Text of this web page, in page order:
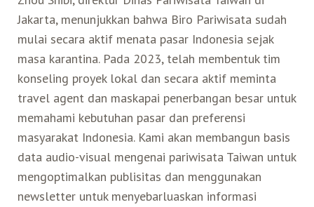
Jakarta, menunjukkan bahwa Biro Pariwisata sudah
mulai secara aktif menata pasar Indonesia sejak
masa karantina. Pada 2023, telah membentuk tim
konseling proyek lokal dan secara aktif meminta
travel agent dan maskapai penerbangan besar untuk
memahami kebutuhan pasar dan preferensi
masyarakat Indonesia. Kami akan membangun basis
data audio-visual mengenai pariwisata Taiwan untuk
mengoptimalkan publisitas dan menggunakan
newsletter untuk menyebarluaskan informasi